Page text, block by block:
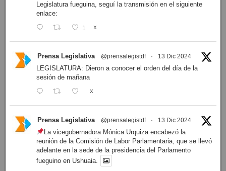
Legislatura fueguina, seguí la transmisión en el siguiente
enlace:
1 X
Prensa Legislativa @prensalegistdf · 13 Dic 2024
LEGISLATURA: Dieron a conocer el orden del día de la
sesión de mañana
X
Prensa Legislativa @prensalegistdf · 13 Dic 2024
La vicegobernadora Mónica Urquiza encabezó la
reunión de la Comisión de Labor Parlamentaria, que se llevó
adelante en la sede de la presidencia del Parlamento
fueguino en Ushuaia.